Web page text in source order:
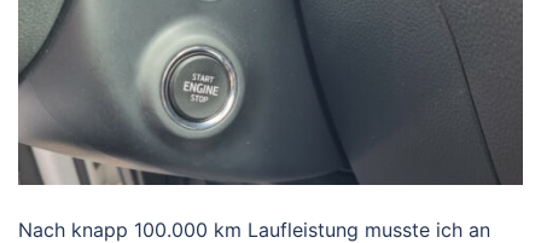
Nach knapp 100.000 km Laufleistung musste ich an